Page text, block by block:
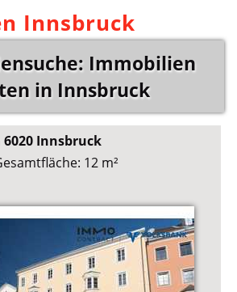
Innsbruck
Immobilien
in Innsbruck
6020 Innsbruck
12 m²